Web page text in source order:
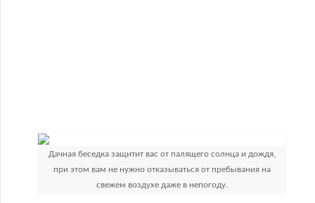
Дачная беседка защитит вас от палящего солнца и дождя,
при этом вам не нужно отказываться от пребывания на
свежем воздухе даже в непогоду.